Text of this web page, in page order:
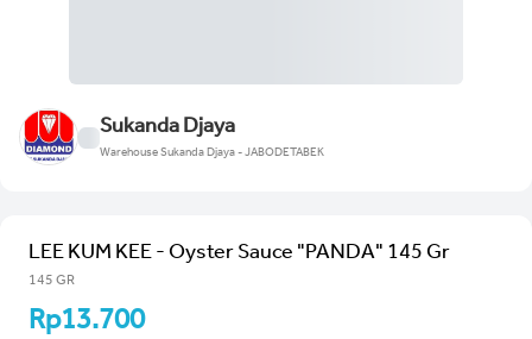
Sukanda Djaya
Warehouse Sukanda Djaya - JABODETABEK
LEE KUM KEE - Oyster Sauce "PANDA" 145 Gr
145 GR
Rp13.700